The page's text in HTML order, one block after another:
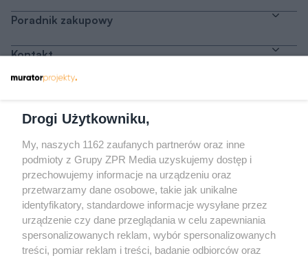
Poradnik zakupowy
Kontakt
Odwiedź grupę na Facebooku
Gdybym budował drugi raz - mądry Polak
przed budową
Forum Muratora
Drogi Użytkowniku,
My, naszych 1162 zaufanych partnerów oraz inne
podmioty z Grupy ZPR Media uzyskujemy dostęp i
przechowujemy informacje na urządzeniu oraz
przetwarzamy dane osobowe, takie jak unikalne
identyfikatory, standardowe informacje wysyłane przez
urządzenie czy dane przeglądania w celu zapewniania
spersonalizowanych reklam, wybór spersonalizowanych
treści, pomiar reklam i treści, badanie odbiorców oraz